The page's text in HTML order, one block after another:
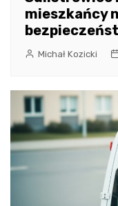
mieszkańcy
Michał Kozicki